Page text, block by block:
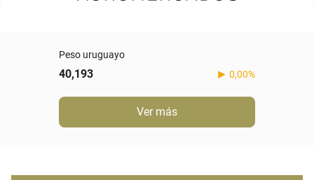
Peso uruguayo
40,193 0,00%
Ver más